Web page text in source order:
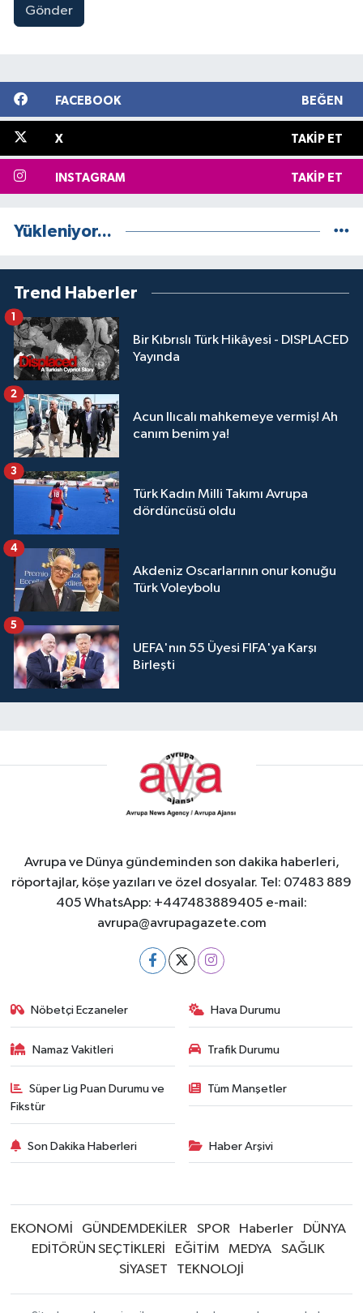
Gönder
FACEBOOK BEĞEN
X TAKIP ET
INSTAGRAM TAKIP ET
Yükleniyor...
Trend Haberler
Bir Kıbrıslı Türk Hikâyesi - DISPLACED
Yayında
1
Acun Ilıcalı mahkemeye vermiş! Ah
canım benim ya!
2
Türk Kadın Milli Takımı Avrupa
dördüncüsü oldu
3
Akdeniz Oscarlarının onur konuğu
Türk Voleybolu
4
UEFA'nın 55 Üyesi FIFA'ya Karşı
Birleşti
5
Avrupa ve Dünya gündeminden son dakika haberleri,
röportajlar, köşe yazıları ve özel dosyalar. Tel: 07483 889
405 WhatsApp: +447483889405 e-mail:
avrupa@avrupagazete.com
Nöbetçi Eczaneler Hava Durumu
Namaz Vakitleri Trafik Durumu
Süper Lig Puan Durumu ve
Fikstür
Tüm Manşetler
Son Dakika Haberleri Haber Arşivi
EKONOMİ GÜNDEMDEKİLER SPOR Haberler
DÜNYA
EDİTÖRÜN SEÇTİKLERİ
EĞİTİM MEDYA
SAĞLIK
SİYASET
TEKNOLOJİ